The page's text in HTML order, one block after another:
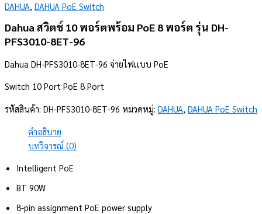
DAHUA, DAHUA PoE Switch
Dahua สวิตช์ 10 พอร์ตพร้อม PoE 8 พอร์ต รุ่น DH-
PFS3010-8ET-96
Dahua DH-PFS3010-8ET-96 จ่ายไฟเเบบ PoE
Switch 10 Port PoE 8 Port
รหัสสินค้า: DH-PFS3010-8ET-96 หมวดหมู่: DAHUA, DAHUA PoE Switch
คำอธิบาย
บทวิจารณ์ (0)
Intelligent PoE
BT 90W
8-pin assignment PoE power supply